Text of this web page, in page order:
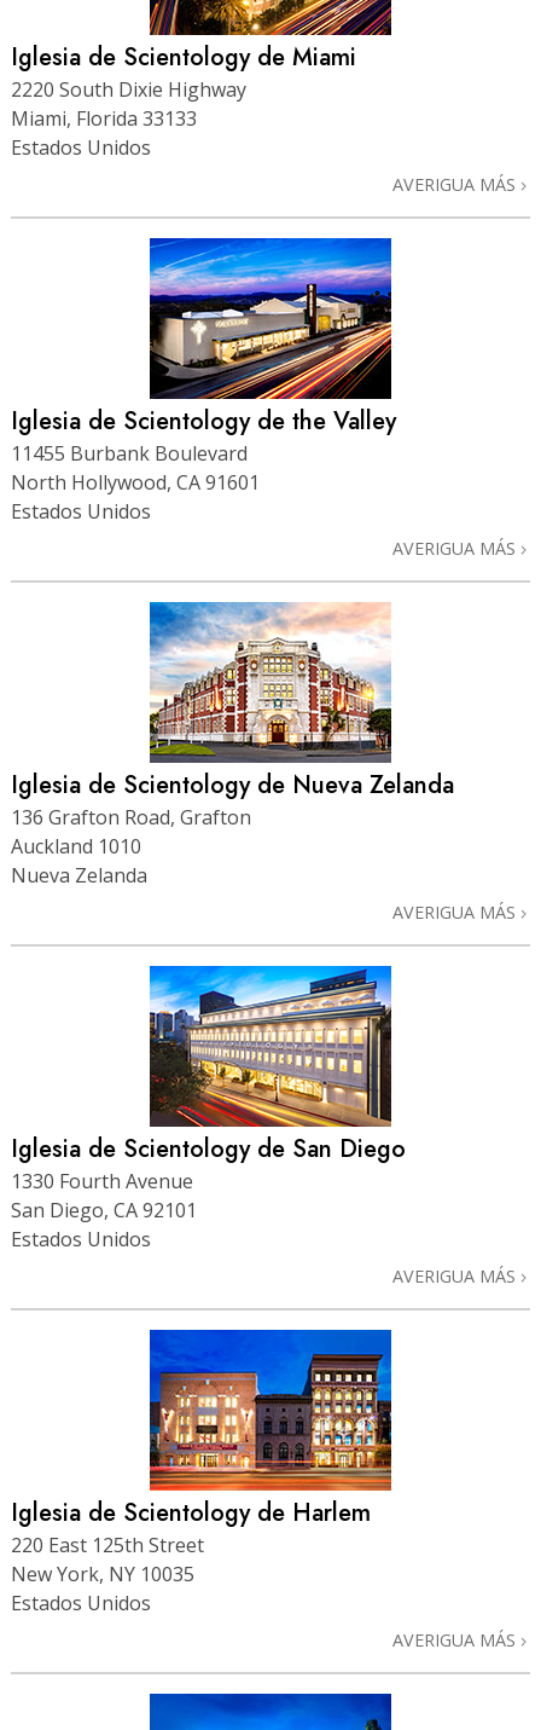
Iglesia de Scientology de Miami
2220 South Dixie Highway
Miami, Florida 33133
Estados Unidos
AVERIGUA MÁS
Iglesia de Scientology de the Valley
11455 Burbank Boulevard
North Hollywood, CA 91601
Estados Unidos
AVERIGUA MÁS
Iglesia de Scientology de Nueva Zelanda
136 Grafton Road, Grafton
Auckland 1010
Nueva Zelanda
AVERIGUA MÁS
Iglesia de Scientology de San Diego
1330 Fourth Avenue
San Diego, CA 92101
Estados Unidos
AVERIGUA MÁS
Iglesia de Scientology de Harlem
220 East 125th Street
New York, NY 10035
Estados Unidos
AVERIGUA MÁS